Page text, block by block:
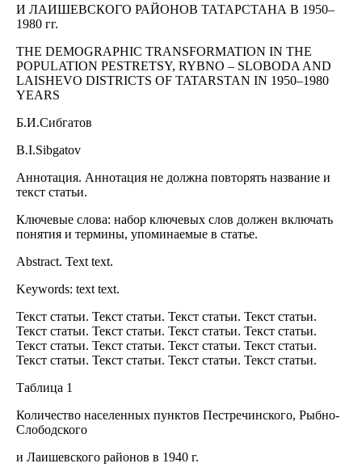
И ЛАИШЕВСКОГО РАЙОНОВ ТАТАРСТАНА В 1950–
1980 гг.
THE DEMOGRAPHIC TRANSFORMATION IN THE
POPULATION PESTRETSY, RYBNO – SLOBODA AND
LAISHEVO DISTRICTS OF TATARSTAN IN 1950–1980
YEARS
Б.И.Сибгатов
B.I.Sibgatov
Аннотация. Аннотация не должна повторять название и
текст статьи.
Ключевые слова: набор ключевых слов должен включать
понятия и термины, упоминаемые в статье.
Abstract. Text text.
Keywords: text text.
Текст статьи. Текст статьи. Текст статьи. Текст статьи.
Текст статьи. Текст статьи. Текст статьи. Текст статьи.
Текст статьи. Текст статьи. Текст статьи. Текст статьи.
Текст статьи. Текст статьи. Текст статьи. Текст статьи.
Таблица 1
Количество населенных пунктов Пестречинского, Рыбно-
Слободского
и Лаишевского районов в 1940 г.